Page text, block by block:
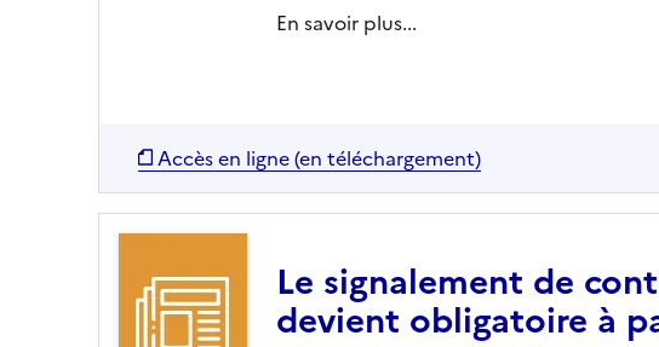
En savoir plus...
Accès en ligne (en téléchargement)
Le signalement de
devient obligatoire à